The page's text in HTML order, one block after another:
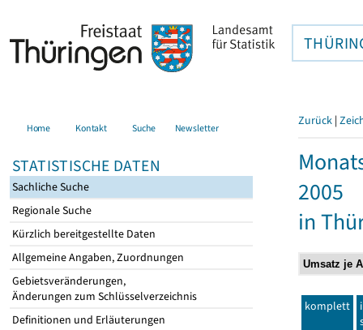
Home Kontakt Suche Newsletter
STATISTISCHE DATEN
Sachliche Suche
Regionale Suche
Kürzlich bereitgestellte Daten
Allgemeine Angaben, Zuordnungen
Gebietsveränderungen,
Änderungen zum Schlüsselverzeichnis
Definitionen und Erläuterungen
Zurück |
2005
in
komplett